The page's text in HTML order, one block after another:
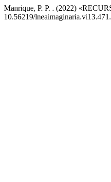
Manrique, P. P. . (2022)
10.56219/lneaimaginaria.vi13.471.